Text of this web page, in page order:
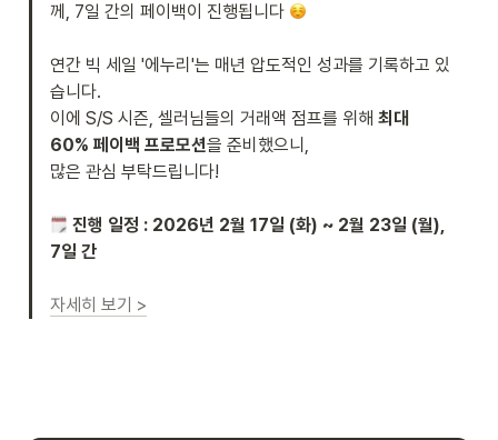
께, 7일 간의 페이백이 진행됩니다
연간 빅 세일 '에누리'는 매년 압도적인 성과를 기록하고 있
습니다.
이에 S/S 시즌, 셀러님들의 거래액 점프를 위해 최대
60% 페이백 프로모션을 준비했으니,
많은 관심 부탁드립니다!
진행 일정 : 2026년 2월 17일 (화) ~ 2월 23일 (월),
7일 간
자세히 보기 >